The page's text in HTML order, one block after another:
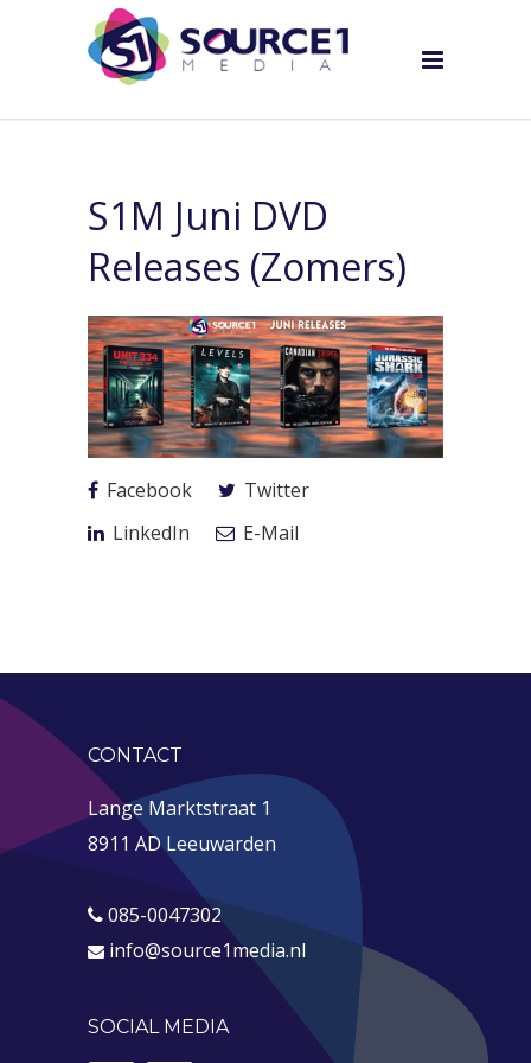
S1M Juni DVD
Releases (Zomers)
Facebook
Twitter
LinkedIn
E-Mail
CONTACT
Lange Marktstraat 1
8911 AD Leeuwarden
085-0047302
info@source1media.nl
SOCIAL MEDIA